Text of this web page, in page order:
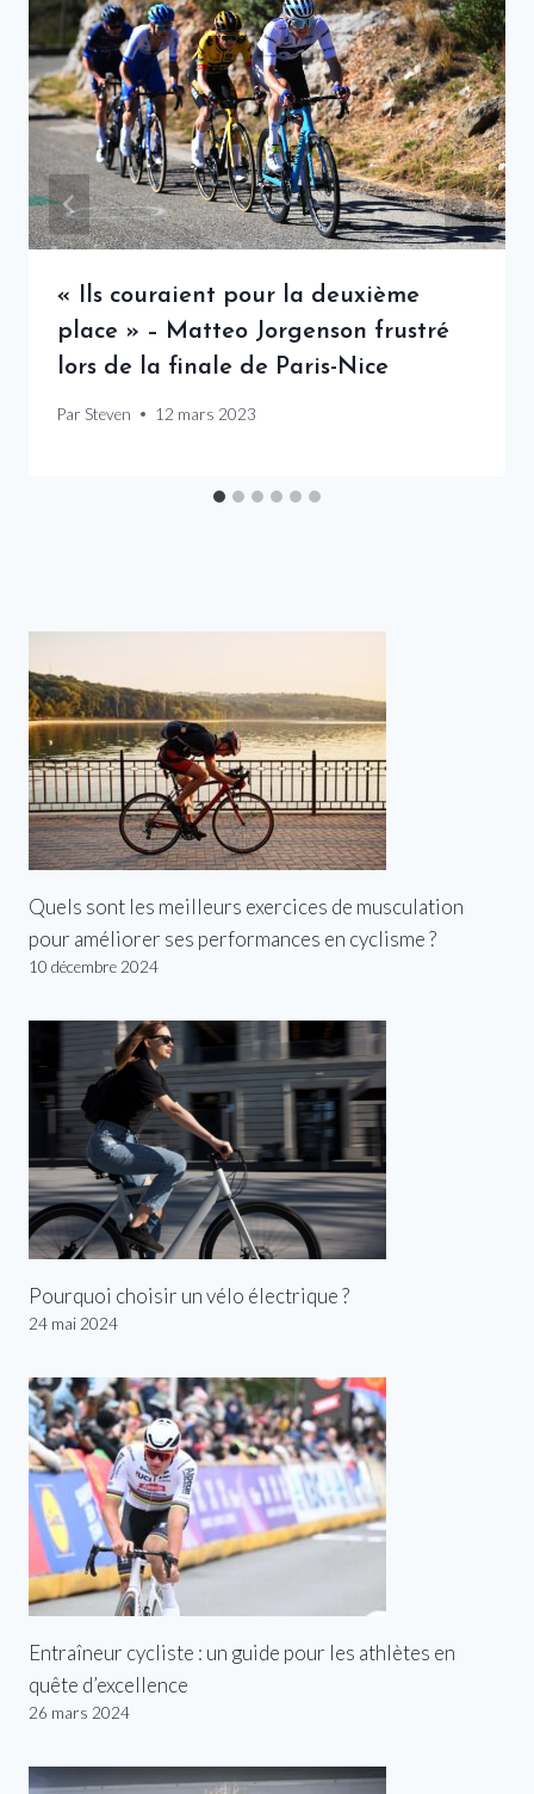
« Ils couraient pour la deuxième
place » – Matteo Jorgenson frustré
lors de la finale de Paris-Nice
Par Steven 12 mars 2023
Quels sont les meilleurs exercices de musculation
pour améliorer ses performances en cyclisme ?
10 décembre 2024
Pourquoi choisir un vélo électrique ?
24 mai 2024
Entraîneur cycliste : un guide pour les athlètes en
quête d’excellence
26 mars 2024